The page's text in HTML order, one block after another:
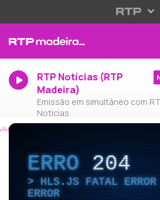
RTP Notícias (RTP
Madeira)
Emissão em simultâneo com
Notícias
ERRO204
HLS.JS FATAL ERROR
ERROR